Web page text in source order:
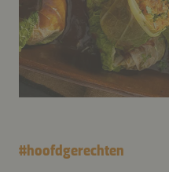
#hoofdgerechten